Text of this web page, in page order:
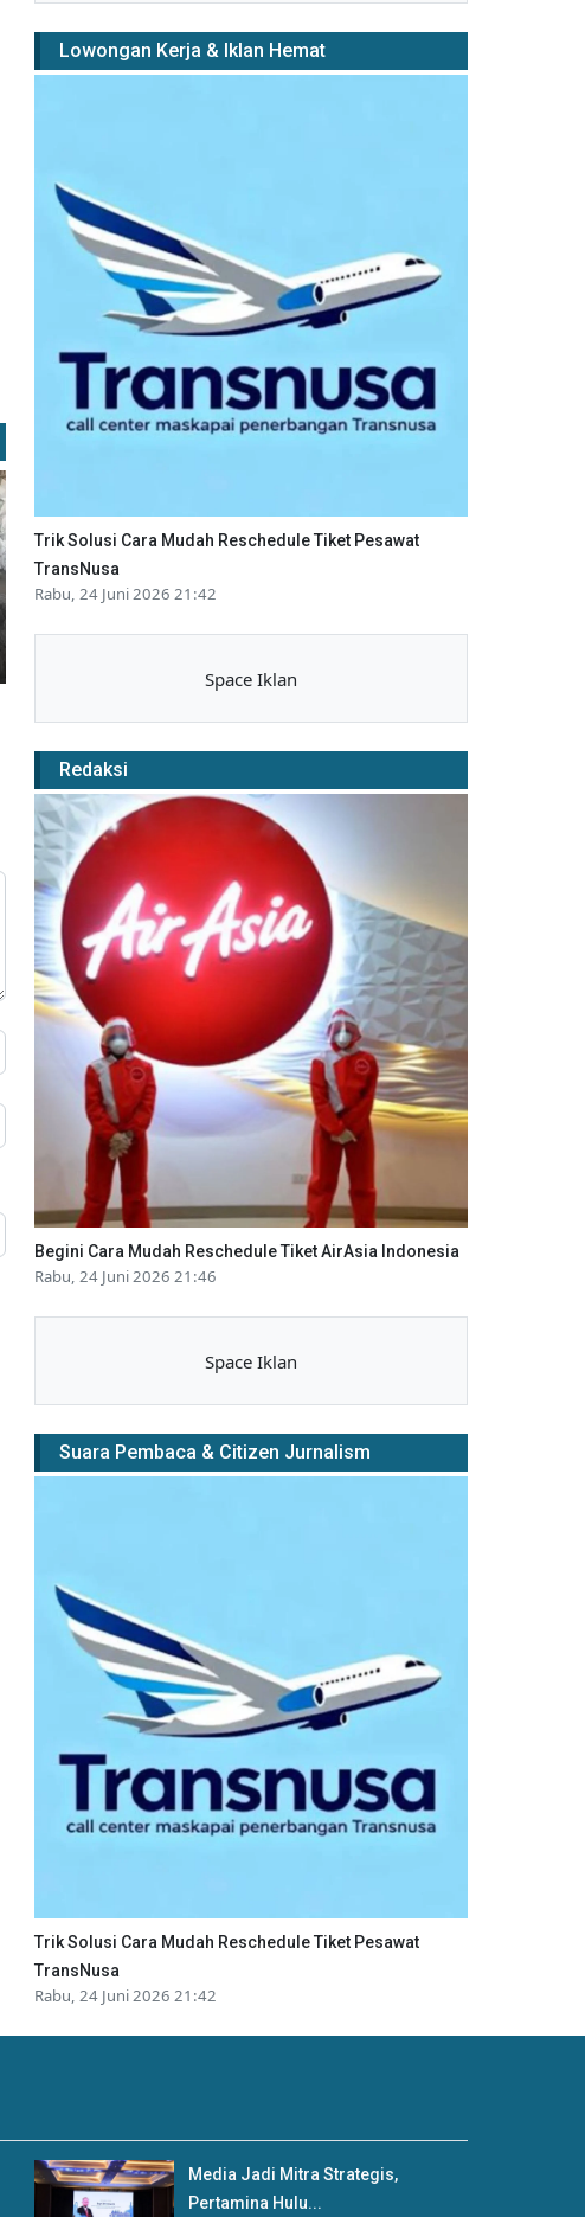
Lowongan Kerja & Iklan Hemat
Trik Solusi Cara Mudah Reschedule Tiket Pesawat
TransNusa
Rabu, 24 Juni 2026 21:42
Space Iklan
Redaksi
Begini Cara Mudah Reschedule Tiket AirAsia Indonesia
Rabu, 24 Juni 2026 21:46
Space Iklan
Suara Pembaca & Citizen Jurnalism
Trik Solusi Cara Mudah Reschedule Tiket Pesawat
TransNusa
Rabu, 24 Juni 2026 21:42
Media Jadi Mitra Strategis,
Pertamina Hulu...